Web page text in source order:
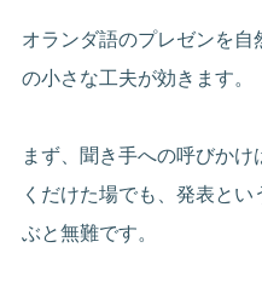
オランダ語のプレゼンを
の小さな工夫が効きます。
まず、聞き手への呼びか
くだけた場でも、発表と
ぶと無難です。